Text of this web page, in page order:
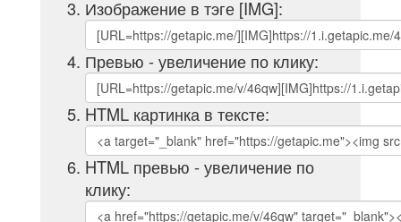
Изображение в тэге [IMG]:
Превью - увеличение по клику:
HTML картинка в тексте:
HTML превью - увеличение по
клику: